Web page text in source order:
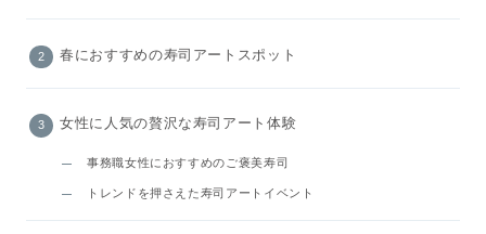
春におすすめの寿司アートスポット
女性に人気の贅沢な寿司アート体験
事務職女性におすすめのご褒美寿司
トレンドを押さえた寿司アートイベント